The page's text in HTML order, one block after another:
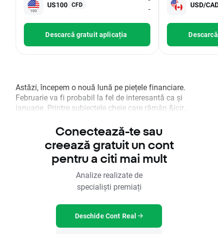
US100 CFD
-
Descarcă gratuit aplicația
USD/
Astăzi, începem o nouă lună pe piețele financiare.
Februarie va fi probabil la fel de interesantă ca și
ianuarie. Printre subiectele cheie care rămân &icir...
Conectează-te sau
creează gratuit un cont
pentru a citi mai mult
Analize realizate de
specialiști premiați
Deschide Cont Real